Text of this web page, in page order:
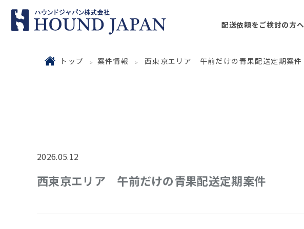
配送依頼をご検討の方へ
トップ 案件情報 西東京エリア 午前だけの青果配送定期案件
2026.05.12
西東京エリア 午前だけの青果配送定期案件